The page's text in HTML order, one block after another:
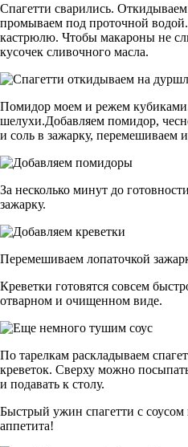
Спагетти сварились.
промываем под проточной
кастрюлю. Чтобы макароны не
кусочек сливочного масла.
Помидор моем и режем
шелухи.Добавляем помидор,
и соль в зажарку, перемешиваем
За несколько минут до
зажарку.
Перемешиваем лопаточкой
Креветки готовятся совсем
отварном и очищенном виде.
По тарелкам раскладываем
креветок. Сверху можно
и подавать к столу.
Быстрый ужин спагетти с соусом
аппетита!